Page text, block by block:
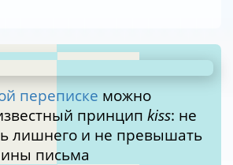
переписке можно
принцип kiss: не
лишнего и не превышать
письма